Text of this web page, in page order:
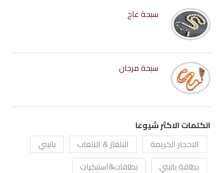
سبحة عاج
سبحة مرجان
الكلمات الاكثر شيوعا
الاحجار الكريمة
الالغاز & الالعاب
بانيني
بطاقة بانيني
بطاقات&استيكرات